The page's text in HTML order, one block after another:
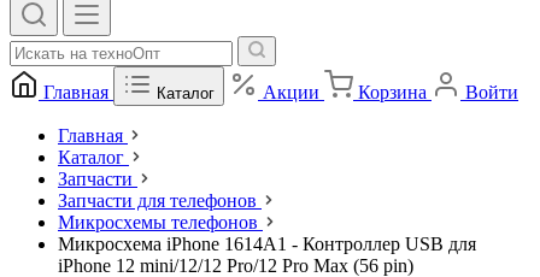
Главная Каталог Акции Корзина Войти
Главная
Каталог
Запчасти
Запчасти для телефонов
Микросхемы телефонов
Микросхема iPhone 1614A1 - Контроллер USB для
iPhone 12 mini/12/12 Pro/12 Pro Max (56 pin)